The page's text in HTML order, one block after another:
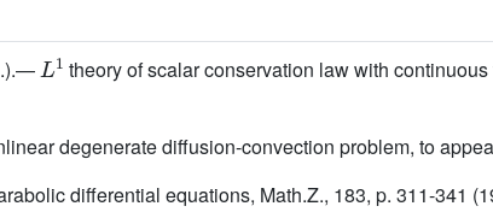
L1
theory of scalar conservation law with
degenerate diffusion-convection problem, to
differential equations, Math.Z., 183, p. 311-341